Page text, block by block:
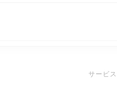
サービス